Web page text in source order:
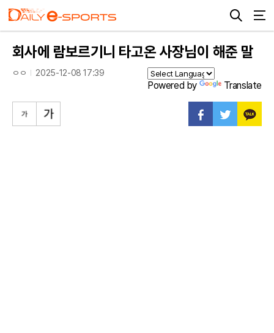
회사에 람보르기니 타고온 사장님이 해준 말
ㅇㅇ 2025-12-08 17:39
Powered by Translate